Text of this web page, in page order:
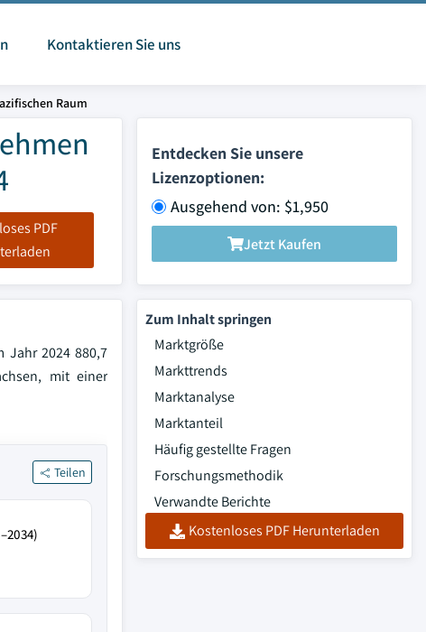
Kontaktieren Sie uns
Raum
PDF
Entdecken Sie unsere
Lizenzoptionen:
Ausgehend von: $1,950
Jetzt Kaufen
Jahr 2024 880,7
mit einer
Teilen
Zum Inhalt springen
Marktgröße
Markttrends
Marktanalyse
Marktanteil
Häufig gestellte Fragen
Forschungsmethodik
Verwandte Berichte
Kostenloses PDF Herunterladen